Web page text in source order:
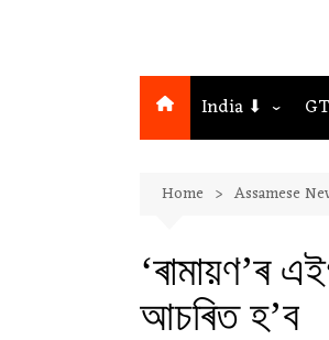
India ⬇
Guwahati
Home Assamese
‘ৰামায়ণ’ৰ
আচৰিত হ’ব